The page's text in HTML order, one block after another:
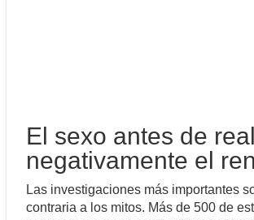
El sexo antes de
negativamente el
Las investigaciones más importantes
contraria a los mitos. Más de 500 de